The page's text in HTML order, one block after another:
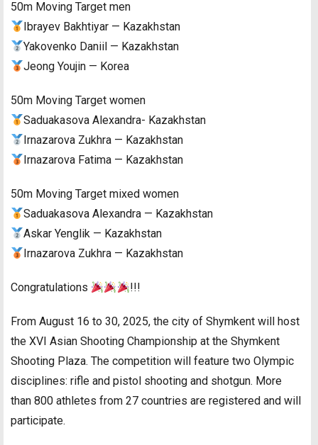
50m Moving Target men
Ibrayev Bakhtiyar — Kazakhstan
Yakovenko Daniil — Kazakhstan
Jeong Youjin — Korea
50m Moving Target women
Saduakasova Alexandra- Kazakhstan
Irnazarova Zukhra — Kazakhstan
Irnazarova Fatima — Kazakhstan
50m Moving Target mixed women
Saduakasova Alexandra — Kazakhstan
Askar Yenglik — Kazakhstan
Irnazarova Zukhra — Kazakhstan
Congratulations !!!
From August 16 to 30, 2025, the city of Shymkent will host
the XVI Asian Shooting Championship at the Shymkent
Shooting Plaza. The competition will feature two Olympic
disciplines: rifle and pistol shooting and shotgun. More
than 800 athletes from 27 countries are registered and will
participate.